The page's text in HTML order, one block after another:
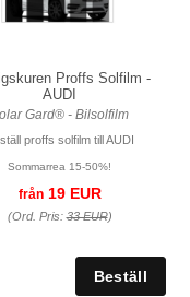
Proffs Solfilm -
AUDI
Gard® - Bilsolfilm
proffs solfilm till AUDI
Sommarrea 15-50%!
från19 EUR
(Ord. Pris:33 EUR)